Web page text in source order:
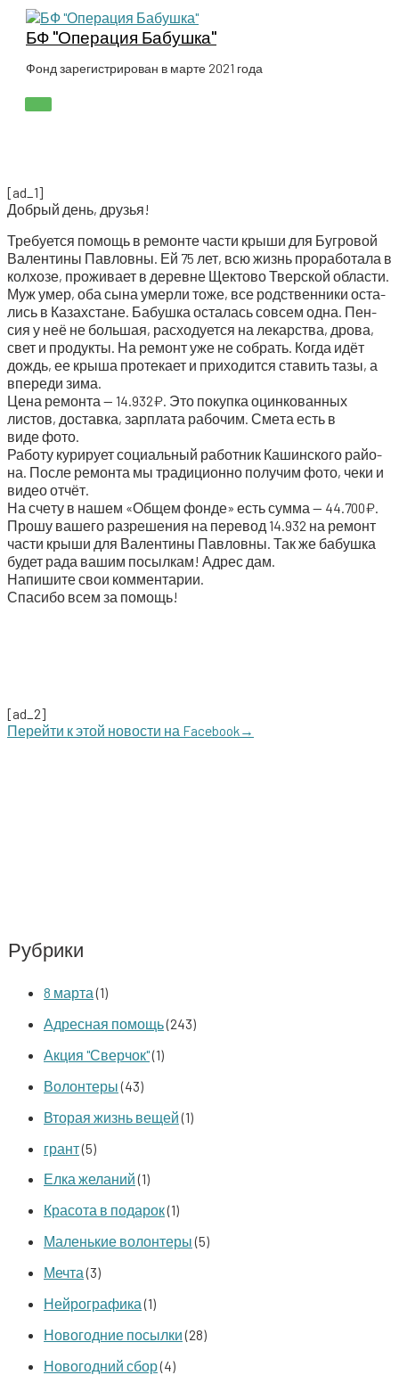
Перейти
содержимому
БФ "Операция Бабушка"
Фонд зарегистрирован в марте 2021 года
ГЛАВНОЕ
Рубрики
8 марта(1)
Адресная помощь(243)
Акция "Сверчок"(1)
Волонтеры(43)
Вторая жизнь вещей(1)
грант(5)
Елка желаний(1)
Красота в подарок(1)
Маленькие волонтеры(5)
Мечта(3)
Нейрографика(1)
Новогодние посылки(28)
Новогодний сбор(4)
[ad_1]
Доб­рый день, друзья!
Тре­бу­ет­ся помощь в ремон­те части кры­ши для Буг­ро­вой
Вален­ти­ны Пав­лов­ны. Ей 75 лет, всю жизнь про­ра­бо­та­ла в
кол­хо­зе, про­жи­ва­ет в деревне Щек­то­во Твер­ской обла­сти.
Муж умер, оба сына умер­ли тоже, все род­ствен­ни­ки оста­
лись в Казах­стане. Бабуш­ка оста­лась совсем одна. Пен­
сия у неё не боль­шая, рас­хо­ду­ет­ся на лекар­ства, дро­ва,
свет и про­дук­ты. На ремонт уже не собрать. Когда идёт
дождь, ее кры­ша про­те­ка­ет и при­хо­дит­ся ста­вить тазы, а
впе­ре­ди зима.
Цена ремон­та — 14.932₽. Это покуп­ка оцин­ко­ван­ных
листов, достав­ка, зар­пла­та рабо­чим. Сме­та есть в
виде фото.
Рабо­ту кури­ру­ет соци­аль­ный работ­ник Кашин­ско­го рай­о­
на. После ремон­та мы тра­ди­ци­он­но полу­чим фото, чеки и
видео отчёт.
На сче­ту в нашем «Общем фон­де» есть сум­ма — 44.700₽.
Про­шу ваше­го раз­ре­ше­ния на пере­вод 14.932 на ремонт
части кры­ши для Вален­ти­ны Пав­лов­ны. Так же бабуш­ка
будет рада вашим посыл­кам! Адрес дам.
Напи­ши­те свои комментарии.
Спа­си­бо всем за помощь!
[ad_2]
Перей­ти к этой ново­сти на Facebook→